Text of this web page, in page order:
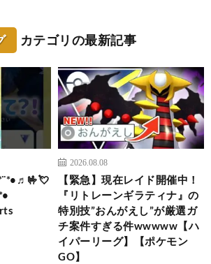
カテゴリの最新記事
2026.08.08
【緊急】現在レイド開催中！
『リトレーンギラティナ』の
特別技”おんがえし”が厳選ガ
チ案件すぎる件wwwww【ハ
イパーリーグ】【ポケモン
GO】